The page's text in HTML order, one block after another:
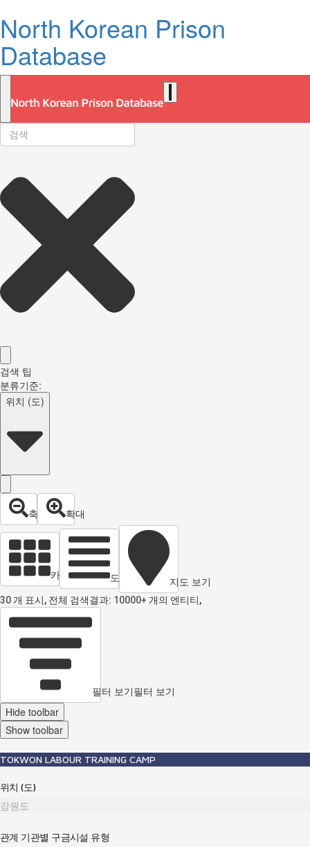
North Korean Prison
Database
검색 팁
분류기준:
위치 (도)
축소 확대
카드 열람 도면 보기 지도 보기
30 개 표시, 전체 검색결과: 10000+ 개의 엔티티,
필터 보기필터 보기
Hide toolbar
Show toolbar
TOKWON LABOUR TRAINING CAMP
위치 (도)
강원도
관계 기관별 구금시설 유형